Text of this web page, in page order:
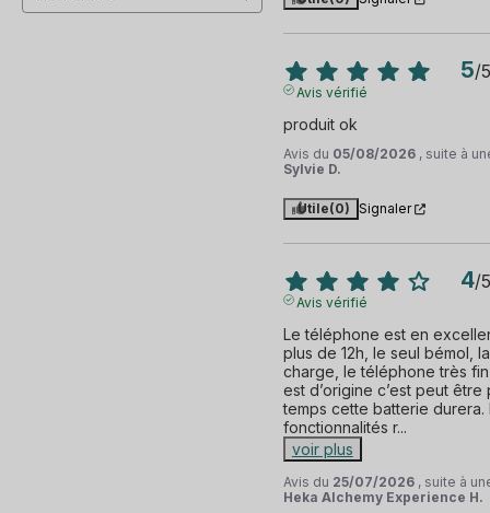
5/5
Avis vérifié
produit ok
Avis du 05/08/2026 , suite à
Sylvie D.
Utile(0) Signaler
4/5
Avis vérifié
Le téléphone est en
plus de 12h, le seul bémol,
charge, le téléphone très
est d’origine c’est peut
temps cette batterie
fonctionnalités r...
voir plus
Avis du 25/07/2026 , suite à
Heka Alchemy Experience H.